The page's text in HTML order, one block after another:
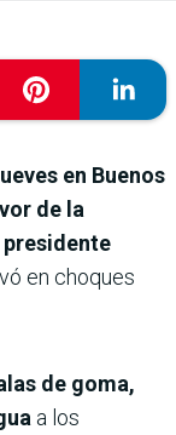
en Buenos
de la
en choques
de goma,
a los